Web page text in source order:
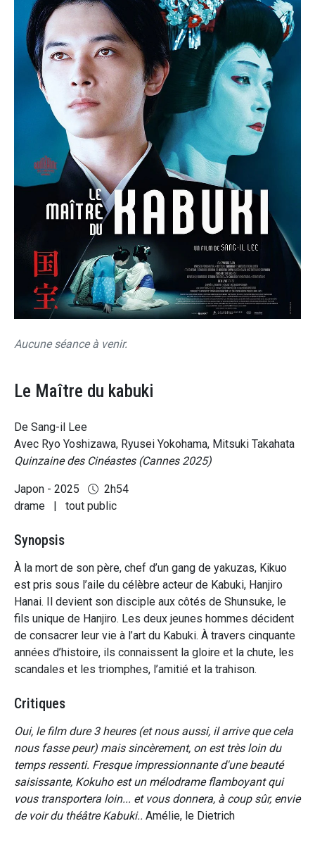
Aucune séance à venir.
Le Maître du kabuki
De Sang-il Lee
Avec Ryo Yoshizawa, Ryusei Yokohama, Mitsuki Takahata
Quinzaine des Cinéastes (Cannes 2025)
Japon - 2025
2h54
drame
| tout public
Synopsis
À la mort de son père, chef d’un gang de yakuzas, Kikuo
est pris sous l’aile du célèbre acteur de Kabuki, Hanjiro
Hanai. Il devient son disciple aux côtés de Shunsuke, le
fils unique de Hanjiro. Les deux jeunes hommes décident
de consacrer leur vie à l’art du Kabuki. À travers cinquante
années d’histoire, ils connaissent la gloire et la chute, les
scandales et les triomphes, l’amitié et la trahison.
Critiques
Oui, le film dure 3 heures (et nous aussi, il arrive que cela
nous fasse peur) mais sincèrement, on est très loin du
temps ressenti. Fresque impressionnante d'une beauté
saisissante, Kokuho est un mélodrame flamboyant qui
vous transportera loin... et vous donnera, à coup sûr, envie
de voir du théâtre Kabuki.. Amélie, le Dietrich